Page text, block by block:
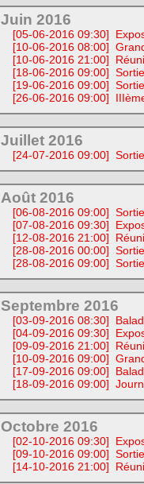
Juin 2016
[05-06-2016 09:30]
[10-06-2016 08:00]
[10-06-2016 21:00]
[18-06-2016 09:00]
[19-06-2016 09:00]
[26-06-2016 09:00]
Juillet 2016
[24-07-2016 09:00]
Août 2016
[06-08-2016 09:00]
[07-08-2016 09:30]
[12-08-2016 21:00]
[28-08-2016 00:00]
[28-08-2016 09:00]
Septembre 2016
[03-09-2016 08:30]
[04-09-2016 09:30]
[09-09-2016 21:00]
[10-09-2016 09:00]
[17-09-2016 09:00]
[18-09-2016 09:00]
Octobre 2016
[02-10-2016 09:30]
[09-10-2016 09:00]
[14-10-2016 21:00]